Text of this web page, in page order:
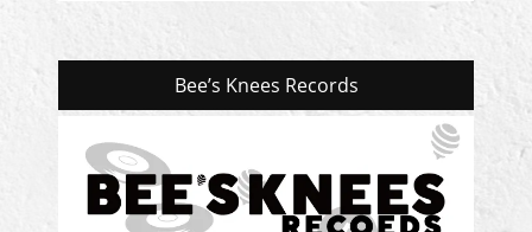
Bee’s Knees Records